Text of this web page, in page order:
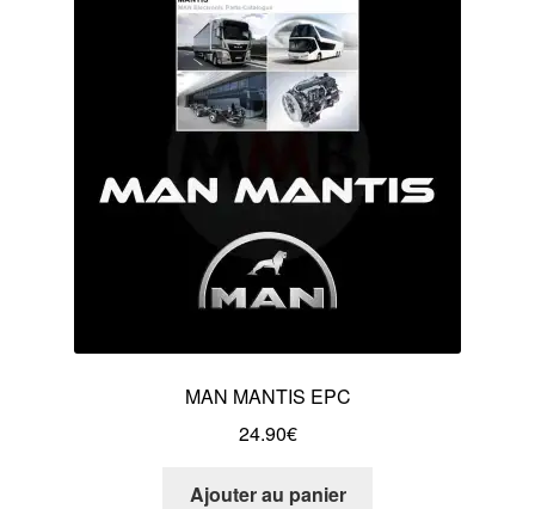
MAN MANTIS EPC
24.90€
Ajouter au panier